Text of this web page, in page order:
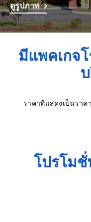
ดูรูปภาพ
มีแพคเกจ
ราคาที่แสดงเป็นราค
โปรโม